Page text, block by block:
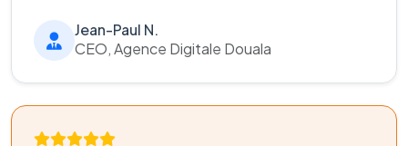
Jean-Paul N.
CEO, Agence Digitale Douala